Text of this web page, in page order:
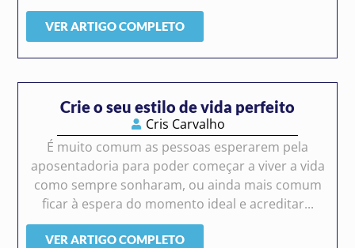
VER ARTIGO COMPLETO
Crie o seu estilo de vida perfeito
Cris Carvalho
É muito comum as pessoas esperarem pela
aposentadoria para poder começar a viver a vida
como sempre sonharam, ou ainda mais comum
ficar à espera do momento ideal e acreditar...
VER ARTIGO COMPLETO